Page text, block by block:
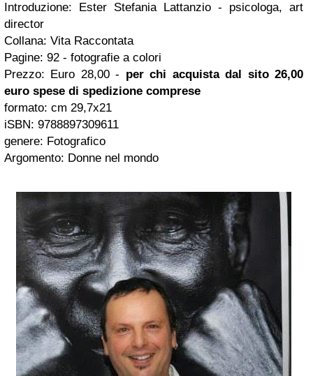
Introduzione: Ester Stefania Lattanzio - psicologa, art
director
Collana: Vita Raccontata
Pagine: 92 - fotografie a colori
Prezzo: Euro 28,00 - per chi acquista dal sito 26,00
euro spese di spedizione comprese
formato: cm 29,7x21
iSBN: 9788897309611
genere: Fotografico
Argomento: Donne nel mondo